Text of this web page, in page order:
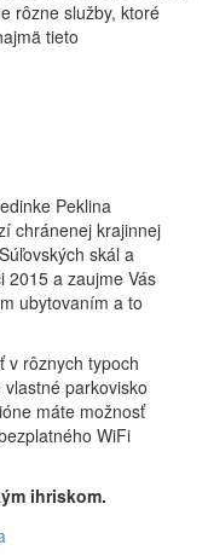
rôzne služby, ktoré
tieto
Peklina
chránenej krajinnej
skál a
2015 a zaujme Vás
ubytovaním a to
v rôznych typoch
parkovisko
máte možnosť
WiFi
ihriskom.